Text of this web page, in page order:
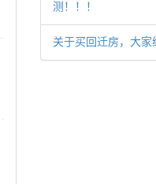
测！！！
关于买回迁房，大家